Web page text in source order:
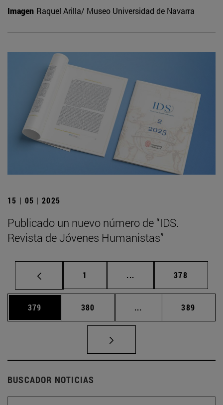
Imagen Raquel Arilla/ Museo Universidad de Navarra
15 | 05 | 2025
Publicado un nuevo número de “IDS.
Revista de Jóvenes Humanistas”
Página
1 ... Páginas intermedias
Página
378
Página
379 Página
380 ... Páginas intermedias
Página
389
BUSCADOR NOTICIAS